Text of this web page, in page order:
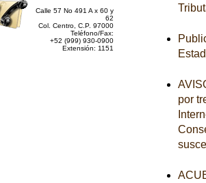
Calle 57 No 491 A x 60 y
62
Col. Centro, C.P. 97000
Teléfono/Fax:
+52 (999) 930-0900
Extensión: 1151
por